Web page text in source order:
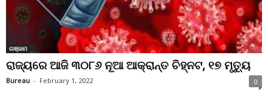
ଗଞ୍ଜାମ
ରାଜ୍ୟରେ ଆଜି ୩୦୮୬ ନୂଆ ଆକ୍ରାନ୍ତ ଚିହ୍ନଟ, ୧୭ ମୃତ୍ୟୁ
Bureau - February 1, 2022 0